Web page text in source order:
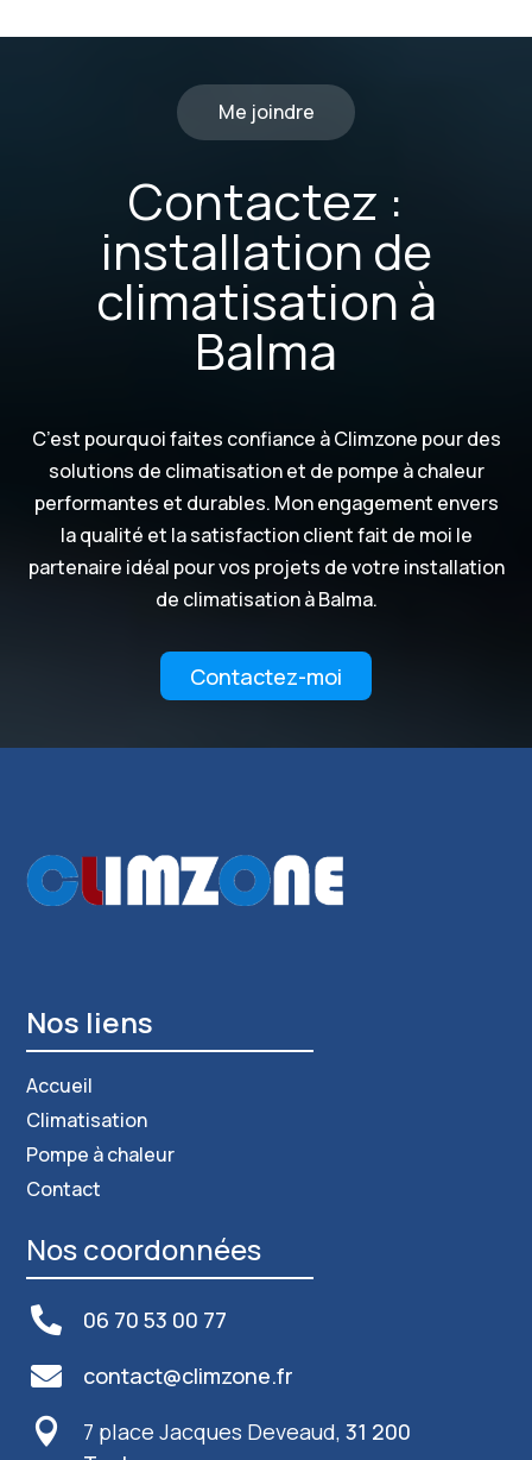
Me joindre
Contactez :
installation de
climatisation à
Balma
C’est pourquoi faites confiance à Climzone pour des
solutions de climatisation et de pompe à chaleur
performantes et durables. Mon engagement envers
la qualité et la satisfaction client fait de moi le
partenaire idéal pour vos projets de votre installation
de climatisation à Balma.
Contactez-moi
Nos liens
Accueil
Climatisation
Pompe à chaleur
Contact
Nos coordonnées
 06 70 53 00 77
 contact@climzone.fr
 7 place Jacques Deveaud, 31 200